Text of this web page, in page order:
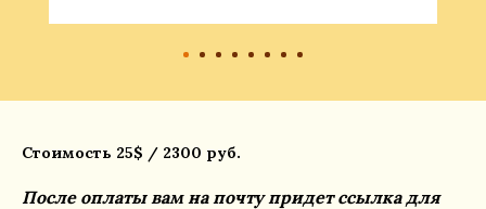
Стоимость 25$ / 2300 руб.
После оплаты вам на почту придет ссылка для